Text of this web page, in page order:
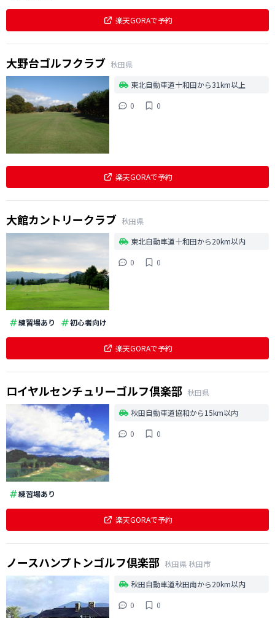
楽天GORAで予約
大野台ゴルフクラブ 秋田県
東北自動車道十和田から31km以上
0
0
楽天GORAで予約
大館カントリークラブ 秋田県
東北自動車道十和田から20km以内
0
0
練習場あり 初心者向け
楽天GORAで予約
ロイヤルセンチュリーゴルフ倶楽部 秋田県
秋田自動車道協和から15km以内
0
0
練習場あり
楽天GORAで予約
ノースハンプトンゴルフ倶楽部 秋田県 秋田市
秋田自動車道秋田南から20km以内
0
0